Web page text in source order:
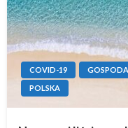
COVID-19
POLSKA